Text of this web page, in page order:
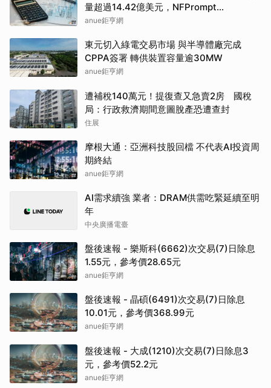
量超過14.42億美元，NFPrompt
Token(NFP)24小時漲幅達66.2%
anue鉅亨網
東元切入綠電交易市場 與半導體廠完成
CPPA簽署 轉供裝置容量逾30MW
anue鉅亨網
遭補稅140萬元！提復查又急賣2房 國稅
局：行政救濟期間意圖脫產恐遭查封
住展
摩根大通：亞洲科技股回檔 不代表AI投資周
期終結
anue鉅亨網
AI需求續強 業者：DRAM供需吃緊延續至明
年
中央廣播電臺
盤後速報 - 樂斯科(6662)次交易(7)日除息
1.55元，參考價28.65元
anue鉅亨網
盤後速報 - 晶碩(6491)次交易(7)日除息
10.01元，參考價368.99元
anue鉅亨網
盤後速報 - 大成(1210)次交易(7)日除息3
元，參考價52.2元
anue鉅亨網